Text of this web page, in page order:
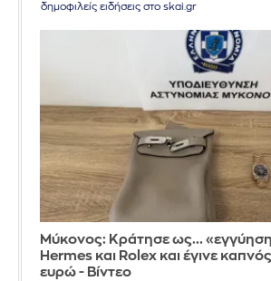
δημοφιλείς ειδήσεις στο skai.gr
Μύκονος: Κράτησε ως...
Hermes και Rolex και έγινε
ευρώ - Βίντεο